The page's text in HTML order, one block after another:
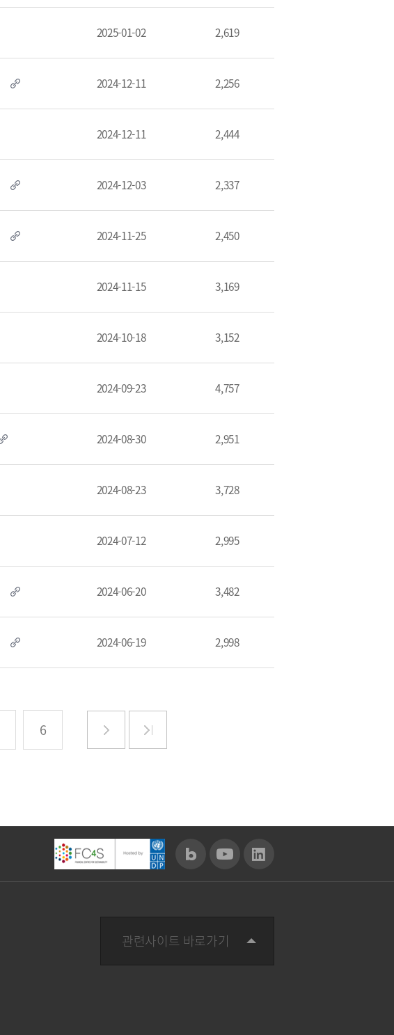
기부금내역
이메일무단수집거부
2025-01-02 2,619
2024-12-11 2,256
2024-12-11 2,444
2024-12-03 2,337
2024-11-25 2,450
2024-11-15 3,169
2024-10-18 3,152
2024-09-23 4,757
2024-08-30 2,951
2024-08-23 3,728
2024-07-12 2,995
2024-06-20 3,482
2024-06-19 2,998
6
관련사이트 바로가기